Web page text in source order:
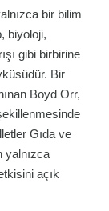
bir bilim
biyoloji,
gibi birbirine
Bir
Boyd Orr,
Gıda ve
yalnızca
açık